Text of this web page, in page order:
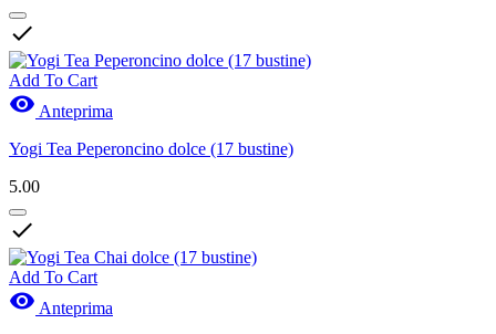

Add To Cart
 Anteprima
Yogi Tea Peperoncino dolce (17 bustine)
5.00

Add To Cart
 Anteprima